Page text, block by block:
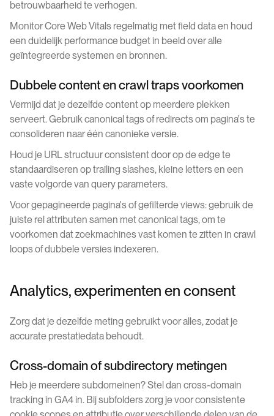
betrouwbaarheid te verhogen.
Monitor Core Web Vitals regelmatig met field data en houd
een duidelijk performance budget in beeld over alle
geïntegreerde systemen en bronnen.
Dubbele content en crawl traps voorkomen
Vermijd dat je dezelfde content op meerdere plekken
serveert. Gebruik canonical tags of redirects om pagina's te
consolideren naar één canonieke versie.
Houd je URL structuur consistent door op de edge te
standaardiseren op trailing slashes, kleine letters en een
vaste volgorde van query parameters.
Voor gepagineerde pagina's of gefilterde views: gebruik de
juiste rel attributen samen met canonical tags, om te
voorkomen dat zoekmachines vast komen te zitten in crawl
loops of dubbele versies indexeren.
Analytics, experimenten en consent
Zorg dat je dezelfde meting gebruikt voor alles, zodat je
accurate prestatiedata behoudt.
Cross-domain of subdirectory metingen
Heb je meerdere subdomeinen? Stel dan cross-domain
tracking in GA4 in. Bij subfolders zorg je voor consistente